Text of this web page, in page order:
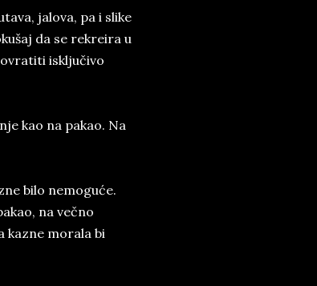
jalova, pa i slike
da se rekreira u
isključivo
kao na pakao. Na
bilo nemoguće.
na večno
kazne morala bi